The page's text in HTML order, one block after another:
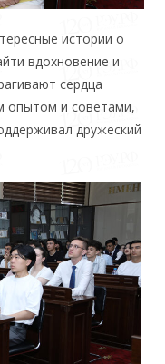
истории о
вдохновение и
сердца
опытом и советами,
дружеский